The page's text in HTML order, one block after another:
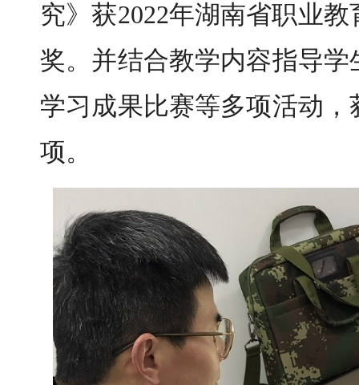
究》获2022年湖南省职业
奖。并结合教学内容指导
学习成果比赛等多项活动
项。